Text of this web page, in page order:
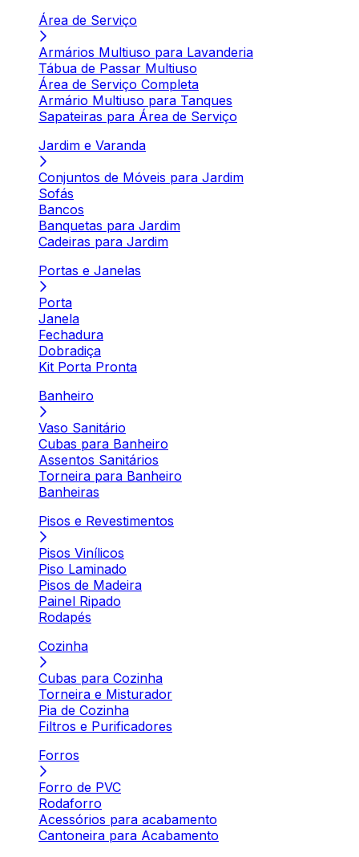
Área de Serviço
Armários Multiuso para Lavanderia
Tábua de Passar Multiuso
Área de Serviço Completa
Armário Multiuso para Tanques
Sapateiras para Área de Serviço
Jardim e Varanda
Conjuntos de Móveis para Jardim
Sofás
Bancos
Banquetas para Jardim
Cadeiras para Jardim
Portas e Janelas
Porta
Janela
Fechadura
Dobradiça
Kit Porta Pronta
Banheiro
Vaso Sanitário
Cubas para Banheiro
Assentos Sanitários
Torneira para Banheiro
Banheiras
Pisos e Revestimentos
Pisos Vinílicos
Piso Laminado
Pisos de Madeira
Painel Ripado
Rodapés
Cozinha
Cubas para Cozinha
Torneira e Misturador
Pia de Cozinha
Filtros e Purificadores
Forros
Forro de PVC
Rodaforro
Acessórios para acabamento
Cantoneira para Acabamento